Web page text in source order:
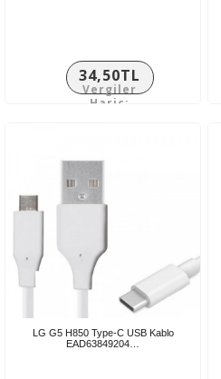
34,50TL
Vergiler
Hariç:
LG G5 H850 Type-C USB Kablo
EAD63849204…